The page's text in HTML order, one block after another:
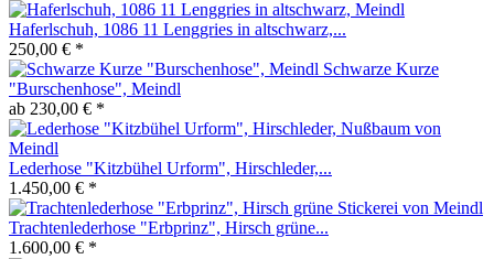
Haferlschuh, 1086 11 Lenggries in altschwarz,...
250,00 € *
Schwarze Kurze
"Burschenhose", Meindl
ab 230,00 € *
Lederhose "Kitzbühel Urform", Hirschleder,...
1.450,00 € *
Trachtenlederhose "Erbprinz", Hirsch grüne...
1.600,00 € *